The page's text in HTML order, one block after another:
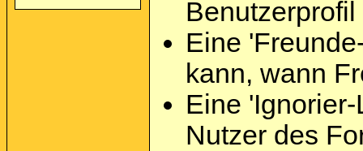
Benutzerprofil
Eine
kann, wann
Eine
Nutzer des